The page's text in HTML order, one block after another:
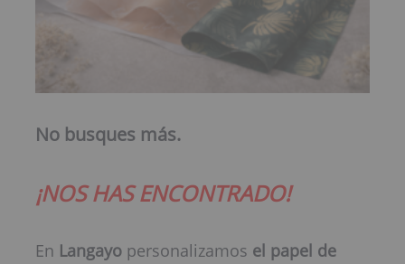
No busques más.
¡NOS HAS ENCONTRADO!
En Langayo personalizamos el papel de